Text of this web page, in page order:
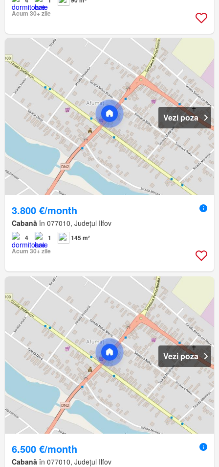
Acum 30+ zile
Vezi poza
3.800 €/month
Cabană în 077010, Județul Ilfov
4 1
145 m²
Acum 30+ zile
Vezi poza
6.500 €/month
Cabană în 077010, Județul Ilfov